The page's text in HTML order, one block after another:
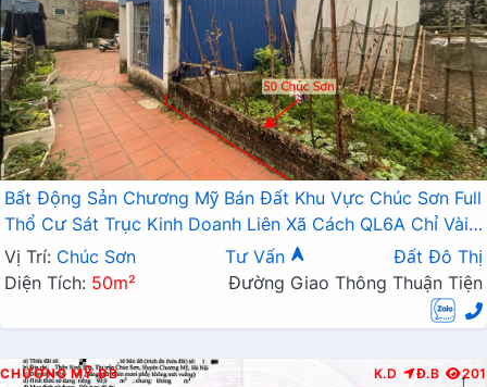
Bất Động Sản Chương Mỹ Bán Đất Khu Vực Chúc Sơn Full
Thổ Cư Sát Trục Kinh Doanh Liên Xã Cách QL6A Chỉ Vài
Trăm Mét
Vị Trí: Chúc Sơn Tư Vấn
Đất Đô Thị
Diện Tích: 50m² Đường Giao Thông Thuận Tiện
CHƯƠNG MỸ ĐB K.D Đ.B 201